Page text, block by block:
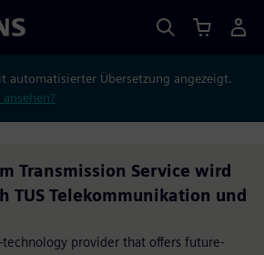
automatisierter Übersetzung angezeigt.
Transmission Service wird
TUS Telekommunikation und
provider that offers future-